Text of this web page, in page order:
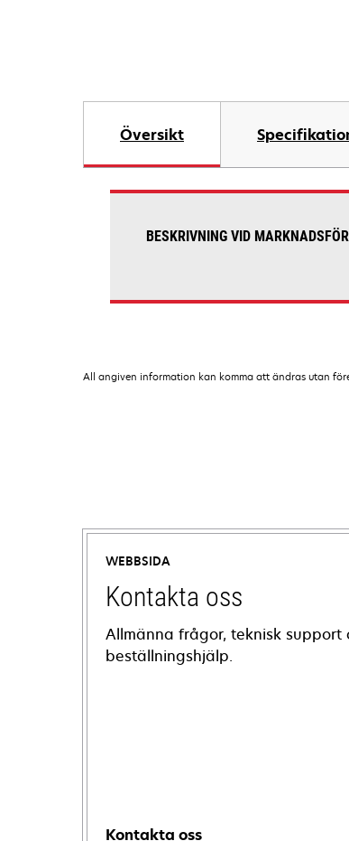
Översikt
BESKRIVNING VID
All angiven information kan komma att ändras utan
WEBBSIDA
Kontakta oss
Allmänna frågor, teknisk support
beställningshjälp.
Kontakta oss